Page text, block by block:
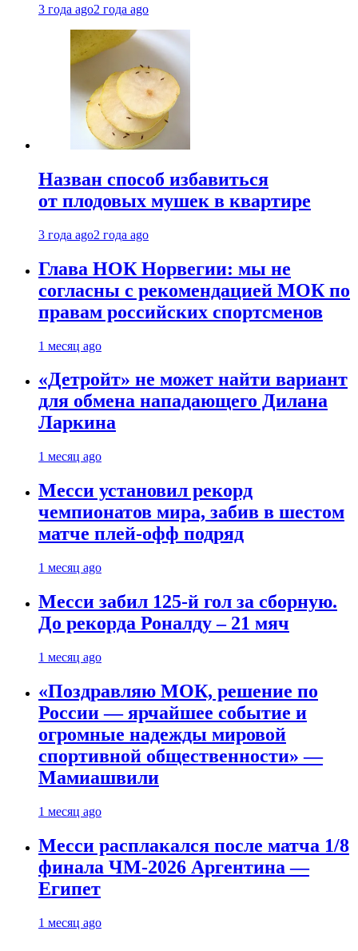
3 года ago2 года ago
Назван способ избавиться
от плодовых мушек в квартире
3 года ago2 года ago
Глава НОК Норвегии: мы не
согласны с рекомендацией МОК по
правам российских спортсменов
1 месяц ago
«Детройт» не может найти вариант
для обмена нападающего Дилана
Ларкина
1 месяц ago
Месси установил рекорд
чемпионатов мира, забив в шестом
матче плей‑офф подряд
1 месяц ago
Месси забил 125-й гол за сборную.
До рекорда Роналду – 21 мяч
1 месяц ago
«Поздравляю МОК, решение по
России — ярчайшее событие и
огромные надежды мировой
спортивной общественности» —
Мамиашвили
1 месяц ago
Месси расплакался после матча 1/8
финала ЧМ-2026 Аргентина —
Египет
1 месяц ago